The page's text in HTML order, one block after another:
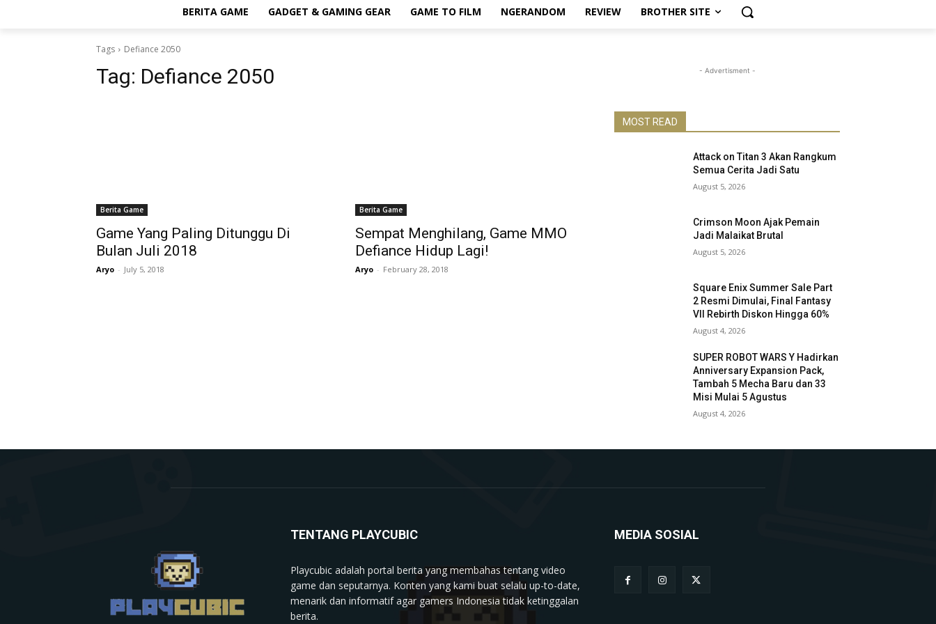
BERITA GAME GADGET & GAMING GEAR GAME TO FILM NGERANDOM REVIEW BROTHER SITE
Tags Defiance 2050
Tag: Defiance 2050
Berita Game
Game Yang Paling Ditunggu Di
Bulan Juli 2018
Aryo - July 5, 2018
Berita Game
Sempat Menghilang, Game MMO
Defiance Hidup Lagi!
Aryo - February 28, 2018
- Advertisment -
MOST READ
Attack on Titan 3 Akan Rangkum
Semua Cerita Jadi Satu
August 5, 2026
Crimson Moon Ajak Pemain
Jadi Malaikat Brutal
August 5, 2026
Square Enix Summer Sale Part
2 Resmi Dimulai, Final Fantasy
VII Rebirth Diskon Hingga 60%
August 4, 2026
SUPER ROBOT WARS Y Hadirkan
Anniversary Expansion Pack,
Tambah 5 Mecha Baru dan 33
Misi Mulai 5 Agustus
August 4, 2026
TENTANG PLAYCUBIC
Playcubic adalah portal berita yang membahas tentang video
game dan seputarnya. Konten yang kami buat selalu up-to-date,
menarik dan informatif agar gamers Indonesia tidak ketinggalan
berita.
MEDIA SOSIAL